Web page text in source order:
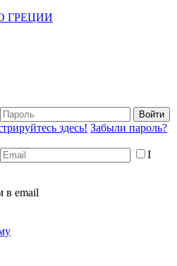
ГРЕЦИИ
Войти
здесь! Забыли пароль?
I
в email